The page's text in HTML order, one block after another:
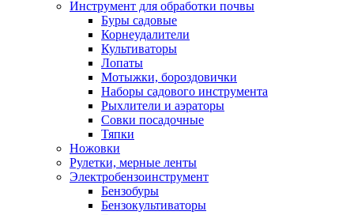
Инструмент для обработки почвы
Буры садовые
Корнеудалители
Культиваторы
Лопаты
Мотыжки, бороздовички
Наборы садового инструмента
Рыхлители и аэраторы
Совки посадочные
Тяпки
Ножовки
Рулетки, мерные ленты
Электробензоинструмент
Бензобуры
Бензокультиваторы